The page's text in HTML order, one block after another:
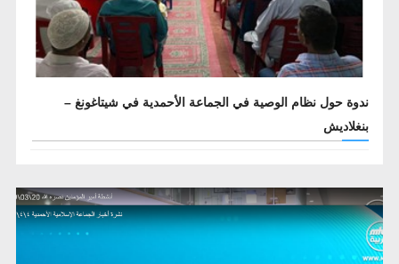
ندوة حول نظام الوصية في الجماعة الأحمدية في شيتاغونغ –
بنغلاديش